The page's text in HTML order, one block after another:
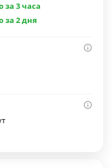
за 3 часа
за 2 дня